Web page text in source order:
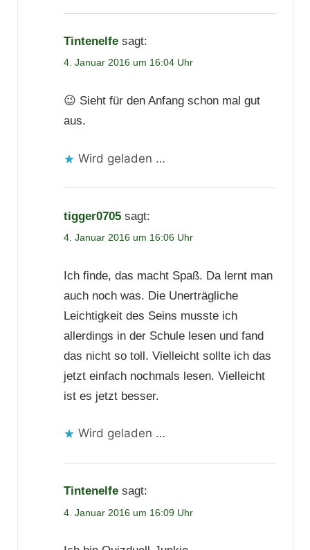
Tintenelfe sagt:
4. Januar 2016 um 16:04 Uhr
😉 Sieht für den Anfang schon mal gut
aus.
Wird geladen …
tigger0705 sagt:
4. Januar 2016 um 16:06 Uhr
Ich finde, das macht Spaß. Da lernt man
auch noch was. Die Unerträgliche
Leichtigkeit des Seins musste ich
allerdings in der Schule lesen und fand
das nicht so toll. Vielleicht sollte ich das
jetzt einfach nochmals lesen. Vielleicht
ist es jetzt besser.
Wird geladen …
Tintenelfe sagt:
4. Januar 2016 um 16:09 Uhr